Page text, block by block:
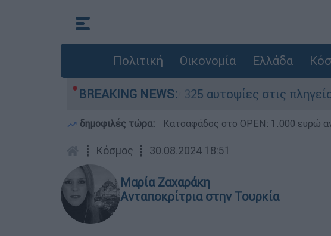
Πολιτική Οικονομία Ελλάδα
BREAKING NEWS:
- Ολοκληρώθηκαν 325 αυτοψίες στις πληγείσες περιοχές
δημοφιλές τώρα: Κατσαφάδος στο OPEN: 1.000 ευρώ
┋ Κόσμος ┋ 30.08.2024 18:51
Μαρία Ζαχαράκη
Ανταποκρίτρια στην Τουρκία